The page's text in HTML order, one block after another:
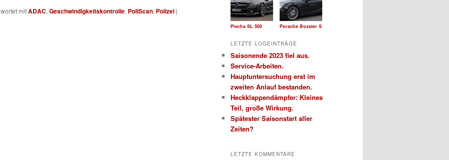
mitADAC, Geschwindigkeitskontrolle, PoliScan, Polizei |
Piecha SL 500 Porsche Boxster S
LETZTE LOGEINTRÄGE
Saisonende 2023 fiel aus.
Service-Arbeiten.
Hauptuntersuchung erst im
zweiten Anlauf bestanden.
Heckklappendämpfer: Kleines
Teil, große Wirkung.
Spätester Saisonstart aller
Zeiten?
LETZTE KOMMENTARE